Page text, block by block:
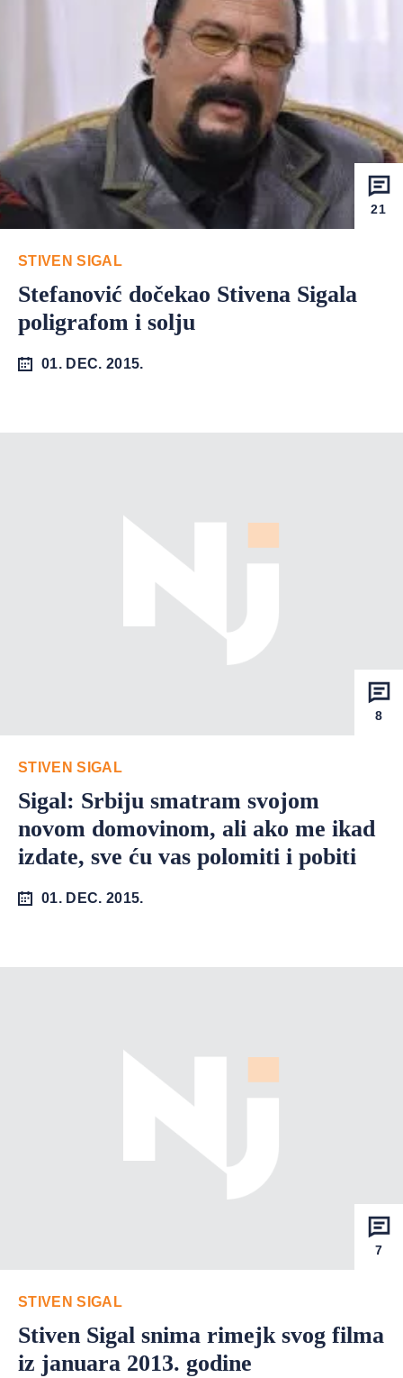
21
STIVEN SIGAL
Stefanović dočekao Stivena Sigala
poligrafom i solju
01. DEC. 2015.
8
STIVEN SIGAL
Sigal: Srbiju smatram svojom
novom domovinom, ali ako me ikad
izdate, sve ću vas polomiti i pobiti
01. DEC. 2015.
7
STIVEN SIGAL
Stiven Sigal snima rimejk svog filma
iz januara 2013. godine